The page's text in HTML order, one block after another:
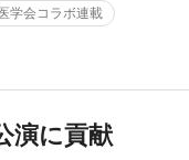
学会コラボ連載
演に貢献